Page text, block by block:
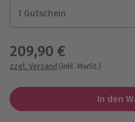
1 Gutschein
1 Gutschein
1 Gutschein
209,90 €
zzgl. Versand (inkl. MwSt.)
In den